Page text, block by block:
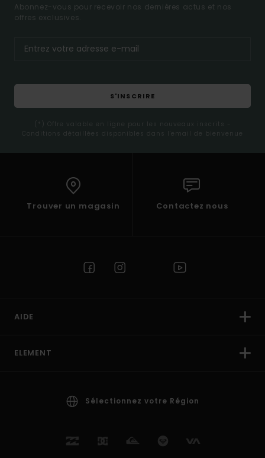
Abonnez-vous pour recevoir nos dernières actus et nos
offres exclusives.
S'INSCRIRE
(*) Offre valable en ligne pour les nouveaux inscrits -
Conditions détaillées disponibles dans l'email de bienvenue
Trouver un magasin Contactez nous
AIDE
ELEMENT
Sélectionnez votre Région